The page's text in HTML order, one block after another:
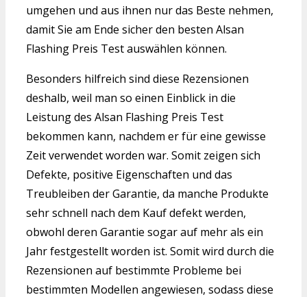
umgehen und aus ihnen nur das Beste nehmen,
damit Sie am Ende sicher den besten Alsan
Flashing Preis Test auswählen können.
Besonders hilfreich sind diese Rezensionen
deshalb, weil man so einen Einblick in die
Leistung des Alsan Flashing Preis Test
bekommen kann, nachdem er für eine gewisse
Zeit verwendet worden war. Somit zeigen sich
Defekte, positive Eigenschaften und das
Treubleiben der Garantie, da manche Produkte
sehr schnell nach dem Kauf defekt werden,
obwohl deren Garantie sogar auf mehr als ein
Jahr festgestellt worden ist. Somit wird durch die
Rezensionen auf bestimmte Probleme bei
bestimmten Modellen angewiesen, sodass diese